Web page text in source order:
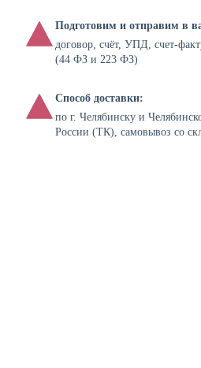
Подготовим и отправим в
договор, счёт, УПД, счет-
(44 ФЗ и 223 ФЗ)
Способ доставки:
по г. Челябинску и
России (ТК), самовывоз со